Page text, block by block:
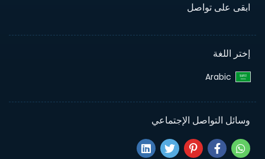
ابقى على تواصل
إختر اللغة
Arabic‎
وسائل التواصل الإجتماعي